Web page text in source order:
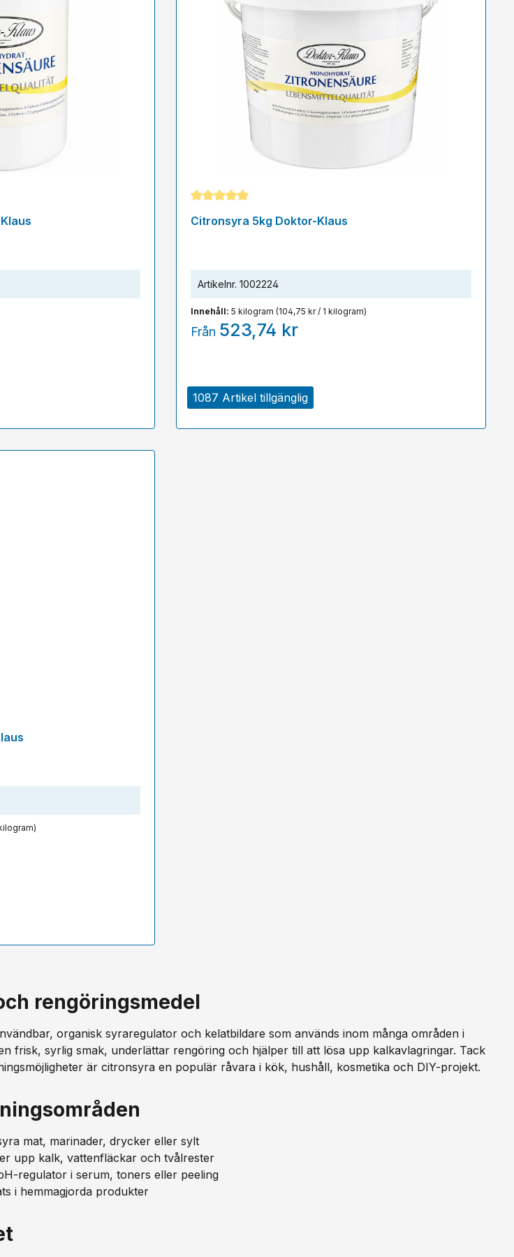
5 stjärnor
1087 Artikel tillgänglig
Genomsnittligt betyg på 5 av 5 stjärnor
Citronsyra 5kg Doktor-Klaus
Artikelnr. 1002224
Innehåll: 5 kilogram (104,75 kr / 1 kilogram)
Från 523,74 kr
5 stjärnor
rengöringsmedel
organisk syraregulator och kelatbildare som används inom många områden i
frisk, syrlig smak, underlättar rengöring och hjälper till att lösa upp kalkavlagringar. Tack
är citronsyra en populär råvara i kök, hushåll, kosmetika och DIY-projekt.
mat, marinader, drycker eller sylt
upp kalk, vattenfläckar och tvålrester
regulator i serum, toners eller peeling
i hemmagjorda produkter